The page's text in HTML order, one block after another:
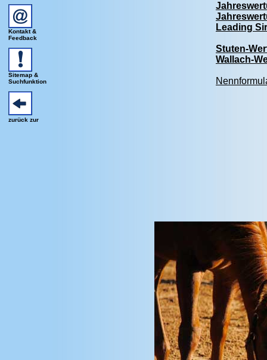
Kontakt &
Feedback
Sitemap &
Suchfunktion
zurück zur
Leading
Stuten-
Wallach-